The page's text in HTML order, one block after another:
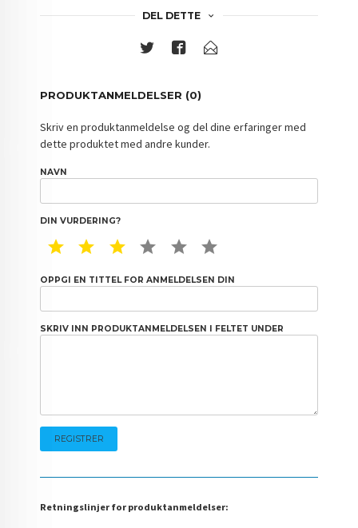
DEL DETTE
PRODUKTANMELDELSER (0)
Skriv en produktanmeldelse og del dine erfaringer med
dette produktet med andre kunder.
NAVN
DIN VURDERING?
1 STAR2 STAR3 STAR4 STAR5 STAR
OPPGI EN TITTEL FOR ANMELDELSEN DIN
SKRIV INN PRODUKTANMELDELSEN I FELTET UNDER
Retningslinjer for produktanmeldelser: